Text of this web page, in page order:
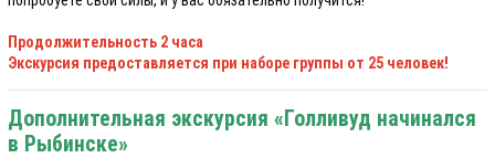
Продолжительность 2 часа
Экскурсия предоставляется при наборе группы от 25 человек!
Дополнительная экскурсия «Голливуд начинался
в Рыбинске»